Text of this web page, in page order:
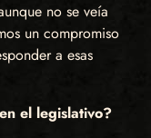
no se veía
un compromiso
a esas
el legislativo?